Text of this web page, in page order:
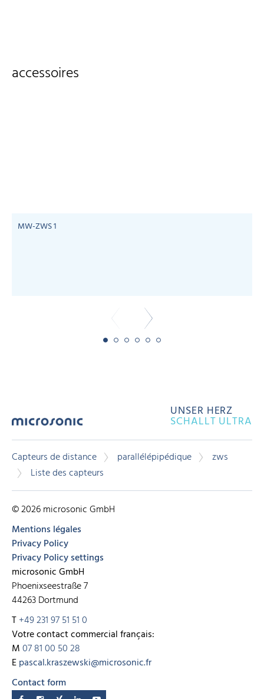
accessoires
MW-ZWS 1
UNSER HERZ
SCHALLT ULTRA
Capteurs de distance parallélépipédique
zws
Liste des capteurs
© 2026 microsonic GmbH
Mentions légales
Privacy Policy
Privacy Policy settings
microsonic GmbH
Phoenixseestraße 7
44263 Dortmund
T+49 231 97 51 51 0
Votre contact commercial français:
M07 81 00 50 28
Epascal.kraszewski@microsonic.fr
Contact form